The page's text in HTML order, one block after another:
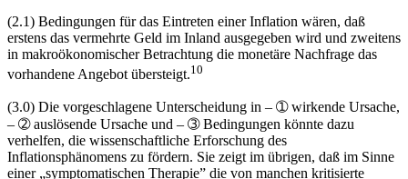
(2.1) Bedingungen für das Eintreten einer Inflation wären, daß
erstens das vermehrte Geld im Inland ausgegeben wird und zweitens
in makroökonomischer Betrachtung die monetäre Nachfrage das
vorhandene Angebot übersteigt.10
(3.0) Die vorgeschlagene Unterscheidung in – ➀ wirkende Ursache,
– ➁ auslösende Ursache und – ➂ Bedingungen könnte dazu
verhelfen, die wissenschaftliche Erforschung des
Inflationsphänomens zu fördern. Sie zeigt im übrigen, daß im Sinne
einer „symptomatischen Therapie” die von manchen kritisierte